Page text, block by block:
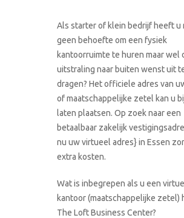
Als starter of klein bedrijf heeft u
geen behoefte om een fysiek
kantoorruimte te huren maar wel
uitstraling naar buiten wenst uit
dragen? Het officiele adres van
of maatschappelijke zetel kan u
laten plaatsen. Op zoek naar een
betaalbaar zakelijk
nu uw virtueel adres} in Essen
extra kosten.
Wat is inbegrepen als u een
kantoor (maatschappelijke zetel)
The Loft Business Center?